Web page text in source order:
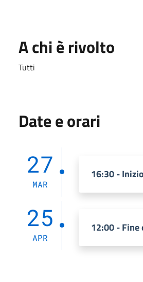
A chi è rivolto
Tutti
Date e orari
27
MAR
16:30 -
25
APR
12:00 - Fine